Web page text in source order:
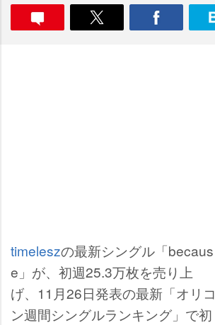
timeleszの最新シングル「becaus
e」が、初週25.3万枚を売り上
げ、11月26日発表の最新「オリコ
ン週間シングルランキング」で初